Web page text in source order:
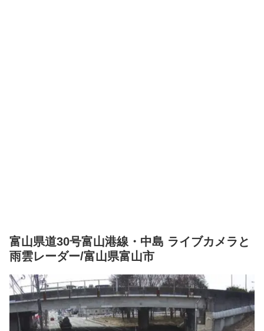
富山県道30号富山港線・中島 ライブカメラと
雨雲レーダー/富山県富山市